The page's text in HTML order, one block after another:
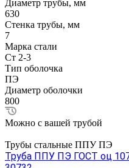
Диаметр трубы, мм
630
Стенка трубы, мм
7
Марка стали
Ст 2-3
Тип оболочка
ПЭ
Диаметр оболочки
800
Можно с вашей трубой
Трубы стальные ППУ ПЭ
Труба ППУ ПЭ ГОСТ оц